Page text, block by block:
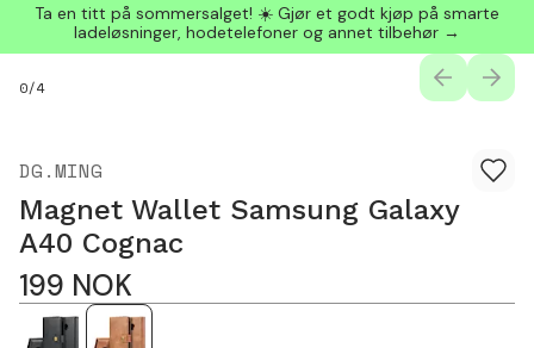
Ta en titt på sommersalget! ☀️ Gjør et godt kjøp på smarte
ladeløsninger, hodetelefoner og annet tilbehør →
0/4
DG.MING
Magnet Wallet Samsung Galaxy
A40 Cognac
199 NOK